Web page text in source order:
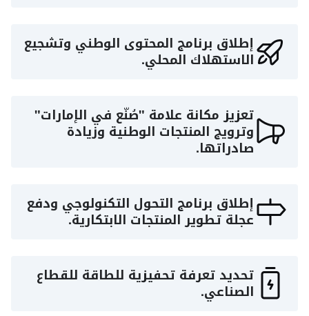
إطلاق برنامج المحتوى الوطني وتشجيع
الاستهلاك المحلي.
تعزيز مكانة علامة "صُنّع في الإمارات"
وترويج المنتجات الوطنية وزيادة
صادراتها.
إطلاق برنامج التحول التكنولوجي ودفع
عجلة تطوير المنتجات الابتكارية.
تحديد تعرفة تحفيزية للطاقة للقطاع
الصناعي.